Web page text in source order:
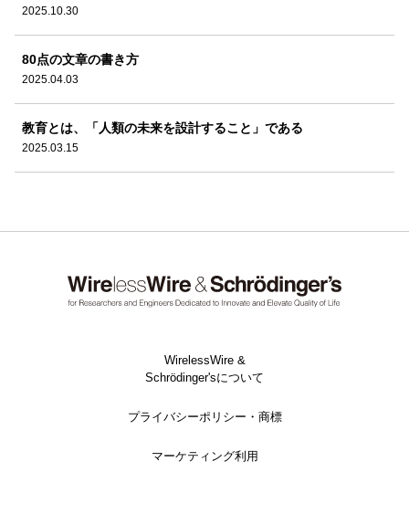
2025.10.30
80点の文章の書き方
2025.04.03
教育とは、「人類の未来を設計すること」である
2025.03.15
WirelessWire &
Schrödinger'sについて
プライバシーポリシー・商標
マーケティング利用